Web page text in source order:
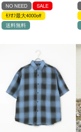
NO NEED
SALE
ﾓｱｵﾌ最大4000off
送料無料